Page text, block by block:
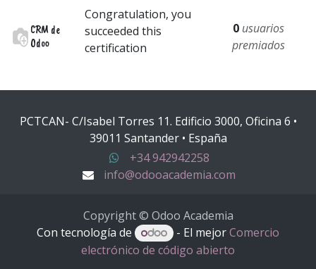
CRM de
Odoo
Congratulation, you
succeeded this
certification
0 usuarios
premiados
PCTCAN- C/Isabel Torres 11. Edificio 3000, Oficina 6 •
39011 Santander • España
+34 942942258
info@odooacademia.com
Copyright © Odoo Academia
Con tecnología de
- El mejorComercio
electrónico de código abierto